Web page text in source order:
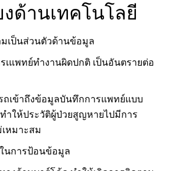
งด้านเทคโนโลยี
มเป็นส่วนตัวด้านข้อมูล
เแพทย์ทำงานผิดปกติ เป็นอันตรายต่อ
ถเข้าถึงข้อมูลบันทึกการแพทย์แบบ
ำให้ประวัติผู้ป่วยสูญหายไปมีการ
หมาะสม
นการป้อนข้อมูล